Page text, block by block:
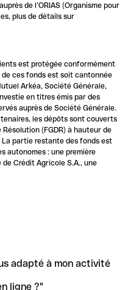
de l’ORIAS (Organisme pour
plus de détails sur
est protégée conformément
ces fonds est soit cantonnée
Arkéa, Société Générale,
en titres émis par des
auprès de Société Générale.
les dépôts sont couverts
(FGDR) à hauteur de
partie restante des fonds est
autonomes : une première
Crédit Agricole S.A., une
adapté à mon activité
ligne ?"